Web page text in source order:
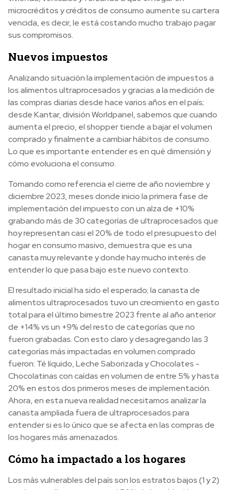
microcréditos y créditos de consumo aumente su cartera
vencida, es decir, le está costando mucho trabajo pagar
sus compromisos.
Nuevos impuestos
Analizando situación la implementación de impuestos a
los alimentos ultraprocesados y gracias a la medición de
las compras diarias desde hace varios años en el país;
desde Kantar, división Worldpanel, sabemos que cuando
aumenta el precio, el shopper tiende a bajar el volumen
comprado y finalmente a cambiar hábitos de consumo.
Lo que es importante entender es en qué dimensión y
cómo evoluciona el consumo.
Tomando como referencia el cierre de año noviembre y
diciembre 2023, meses donde inicio la primera fase de
implementación del impuesto con un alza de +10%
grabando más de 30 categorías de ultraprocesados que
hoy representan casi el 20% de todo el presupuesto del
hogar en consumo masivo, demuestra que es una
canasta muy relevante y donde hay mucho interés de
entender lo que pasa bajo este nuevo contexto.
El resultado inicial ha sido el esperado; la canasta de
alimentos ultraprocesados tuvo un crecimiento en gasto
total para el último bimestre 2023 frente al año anterior
de +14% vs un +9% del resto de categorías que no
fueron grabadas. Con esto claro y desagregando las 3
categorías más impactadas en volumen comprado
fueron: Té líquido, Leche Saborizada y Chocolates -
Chocolatinas con caídas en volumen de entre 5% y hasta
20% en estos dos primeros meses de implementación.
Ahora, en esta nueva realidad necesitamos analizar la
canasta ampliada fuera de ultraprocesados para
entender si es lo único que se afecta en las compras de
los hogares más amenazados.
Cómo ha impactado a los hogares
Los más vulnerables del país son los estratos bajos (1 y 2)